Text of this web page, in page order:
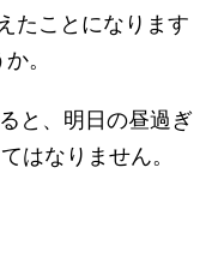
たことになります
。
と、明日の昼過ぎ
はなりません。